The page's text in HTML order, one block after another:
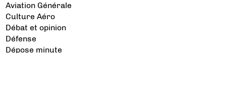
Aviation Générale
Culture Aéro
Débat et opinion
Défense
Dépose minute